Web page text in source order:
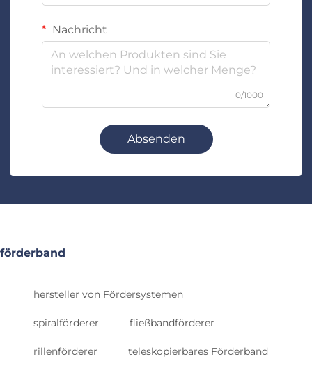
Nachricht
0/1000
Absenden
förderband
hersteller von Fördersystemen
spiralförderer fließbandförderer
rillenförderer teleskopierbares Förderband